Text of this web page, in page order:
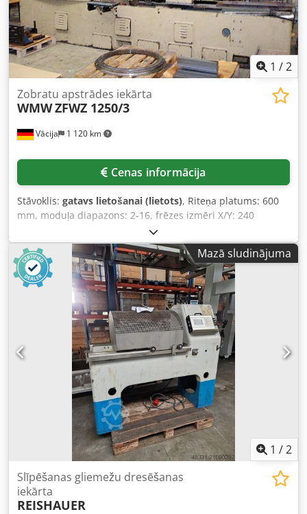
1 /2
Vācija 1 120 km
Zobratu apstrādes iekārta
WMWZFWZ 1250/3
Cenas informācija
Stāvoklis: gatavs lietošanai (lietots), Riteņa platums: 600
mm, moduļa diapazons: 2-16, frēzes izmēri X/Y: 240
mm/280 mm, galda diametrs: 1020 mm, apgriezieni: 200
apgr./min, pagrieziens: +/-45°, maksimālais riteņa diametrs
ar/bez pretbalsta: 1250 mm/800 mm. Iekārtas izmēri X/Y/Z:
apm. 4500 mm/2100 mm/3300 mm, svars: apm. 16 200 kg.
Ir iespējama apskate uz vietas. Chsdpfxoy Hk T Io Akaoa
Mazā sludinājuma
1 /2
Slīpēšanas gliemežu dresēšanas
iekārta
REISHAUER